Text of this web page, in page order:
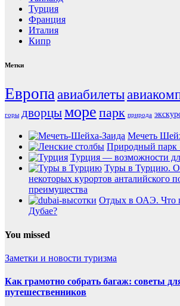
Турция
Франция
Италия
Кипр
Метки
Европаавиабилеты
горы дворцыморе парк природа
Мечеть
Природный парк
Турция — возможности
Туры в Турцию.
некоторых курортов анталийского
преимущества
Отдых в ОАЭ. Что
Дубае?
You missed
Заметки и новости туризма
Как грамотно собрать багаж: советы
путешественников